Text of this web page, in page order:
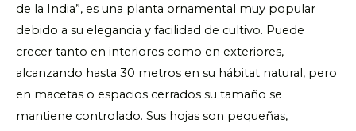
de la India”, es una planta ornamental muy popular
debido a su elegancia y facilidad de cultivo. Puede
crecer tanto en interiores como en exteriores,
alcanzando hasta 30 metros en su hábitat natural, pero
en macetas o espacios cerrados su tamaño se
mantiene controlado. Sus hojas son pequeñas,